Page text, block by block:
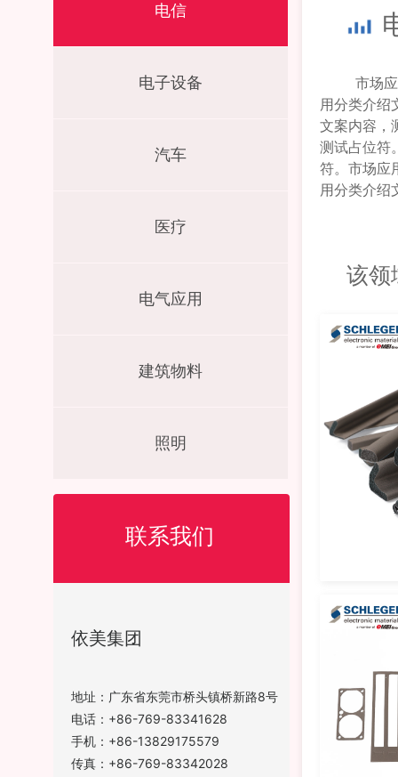
电信
电子设备
汽车
医疗
电气应用
建筑物料
照明
市场应用
用分类介绍
文案内容，
测试占位符
符。 市场应
用分类介绍
该领
联系我们
依美集团
地址：广东省东莞市桥头镇桥新路8号
电话：+86-769-83341628
手机：+86-13829175579
传真：+86-769-83342028